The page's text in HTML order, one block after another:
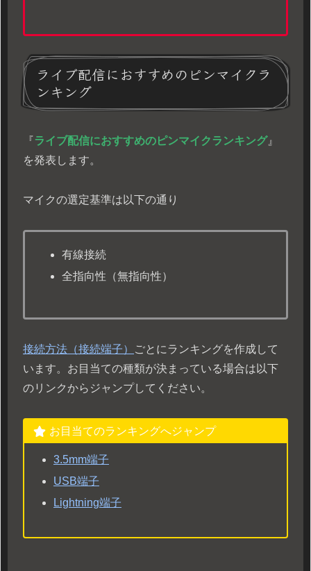
ライブ配信におすすめのピンマイクラ
ンキング
『ライブ配信におすすめのピンマイクランキング』
を発表します。
マイクの選定基準は以下の通り
有線接続
全指向性（無指向性）
接続方法（接続端子）
ごとにランキングを作成して
います。お目当ての種類が決まっている場合は以下
のリンクからジャンプしてください。
お目当てのランキングへジャンプ
3.5mm端子
USB端子
Lightning端子